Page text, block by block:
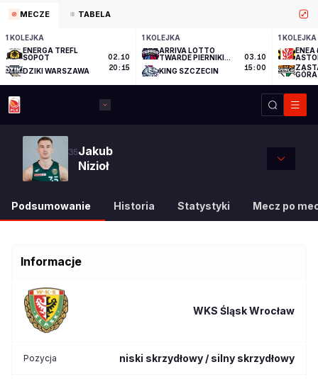
MECZE TABELA
1 KOLEJKA
ENERGA TREFL
SOPOT
DZIKI WARSZAWA
02.10
20:15
1 KOLEJKA
ARRIVA LOTTO
TWARDE PIERNIKI
KING SZCZECIN
03.10
15:00
1 KOLEJKA
ENEA
GÓRA
35Jakub
Nizioł
Podsumowanie Historia Statystyki Mecz po
Informacje
WKS Śląsk Wrocław
Pozycja niski skrzydłowy / silny skrzydłowy